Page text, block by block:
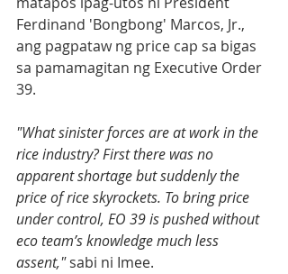
Ferdinand 'Bongbong' Marcos, Jr.,
ang pagpataw ng price cap sa bigas
sa pamamagitan ng Executive Order
39.
"What sinister forces are at work in the
rice industry? First there was no
apparent shortage but suddenly the
price of rice skyrockets. To bring price
under control, EO 39 is pushed without
eco team’s knowledge much less
assent," sabi ni Imee.